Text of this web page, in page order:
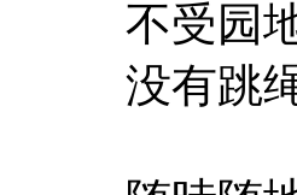
不受园
没有跳